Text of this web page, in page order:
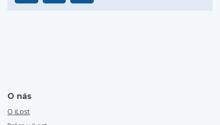
O nás
O iLost